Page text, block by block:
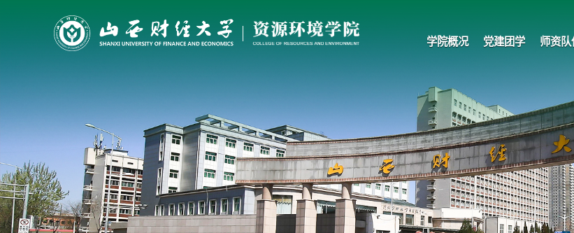
学院概况 党建团学 师资队